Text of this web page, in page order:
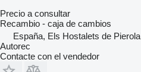
Precio a consultar
Recambio - caja de cambios
España, Els Hostalets de Pierola
Autorec
Contacte con el vendedor